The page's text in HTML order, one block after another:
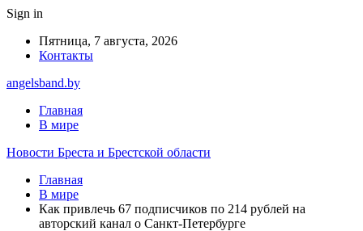
Sign in
Пятница, 7 августа, 2026
Контакты
angelsband.by
Главная
В мире
Новости Бреста и Брестской области
Главная
В мире
Как привлечь 67 подписчиков по 214 рублей на
авторский канал о Санкт-Петербурге